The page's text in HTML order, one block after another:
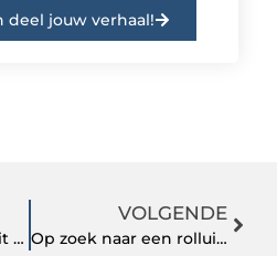
deel jouw verhaal!
Lekker sporten vanuit het werk alleen dan goedkoper
VOLGENDE
Op zoek naar een rolluikmotor? Die koopt u hier